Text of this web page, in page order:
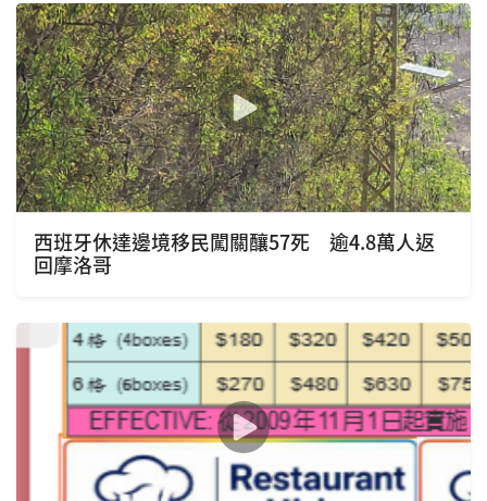
西班牙休達邊境移民闖關釀57死 逾4.8萬人返
回摩洛哥